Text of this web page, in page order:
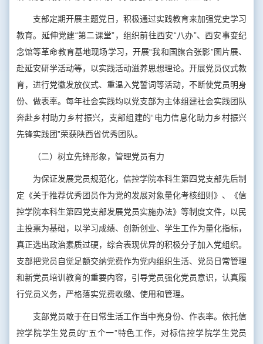
支部定期开展主题党日，积极通过实践教育来加强党史学习
教育。延伸党建“第二课堂”，组织前往西安“八办”、西安事变纪
念馆等革命教育基地现场学习，开展“我和国旗合张影”图片展、
赴延安研学活动等，以实践活动滋养思想理论。开展党员仪式教
育，进行党徽发放仪式、重温入党誓词等活动，不断使党员明身
份、做表率。每年社会实践均以党支部为主体组建社会实践团队
奔赴乡村助力乡村振兴，支部组建的“电力信息化助力乡村振兴
先锋实践团”荣获陕西省优秀团队。
（二）树立先锋形象，管理党员有力
为保证发展党员规范化，信控学院本科生第四党支部先后制
定《关于推荐优秀团员作为党的发展对象量化考核细则》、《信
控学院本科生第四党支部发展党员实施办法》等制度文件，以民
主投票为基础，以学习成绩、创新创业、学生工作为量化指标，
真正选出政治素质过硬，综合表现优异的积极分子加入党组织。
支部把党员自觉足额交纳党费作为党内组织生活、党员日常管理
和新党员培训教育的重要内容，引导党员强化党员意识，认真履
行党员义务，严格落实党费收缴、使用和管理。
支部党员敢于在日常生活工作当中亮身份、作表率。依托信
控学院学生党员的“五个一”特色工作，对标信控学院学生党员